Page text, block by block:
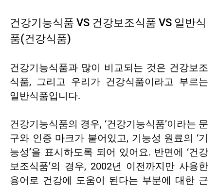
건강기능식품 VS 건강보조식품 VS 일반식
품(건강식품)
건강기능식품과 많이 비교되는 것은 건강보조
식품, 그리고 우리가 건강식품이라고 부르는
일반식품입니다.
건강기능식품의 경우, ‘건강기능식품’이라는 문
구와 인증 마크가 붙어있고, 기능성 원료의 ‘기
능성’을 표시하도록 되어 있어요. 반면에 ‘건강
보조식품’의 경우, 2002년 이전까지만 사용한
용어로 건강에 도움이 된다는 부분에 대한 근